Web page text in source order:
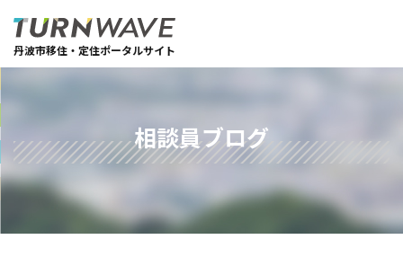
丹波市移住・定住ポータルサイト
相談員ブログ